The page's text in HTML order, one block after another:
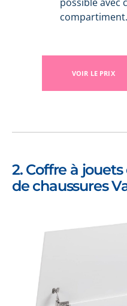
compartiment.
VOIR LE PRIX
2. Coffre à
de chaussures